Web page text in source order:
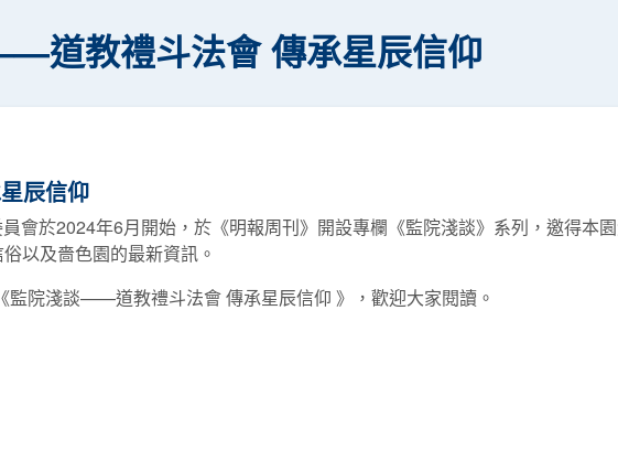
道教禮斗法會 傳承星辰信仰
辰信仰
會於2024年6月開始，於《明報周刊》開設專欄《監院淺談》系列，邀得本園
以及嗇色園的最新資訊。
監院淺談——道教禮斗法會 傳承星辰信仰 》，歡迎大家閱讀。